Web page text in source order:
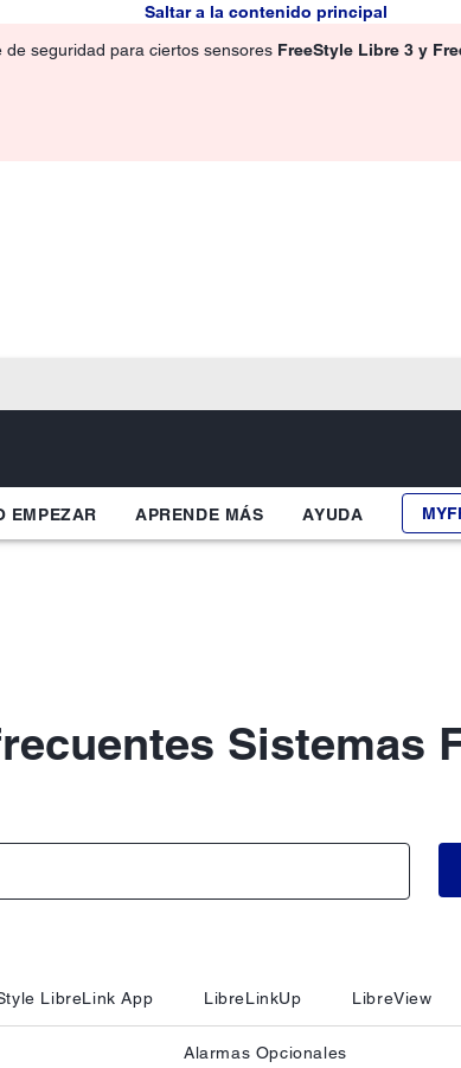
Saltar a la contenido principal
seguridad para ciertos sensores FreeStyle Libre 3 y
EMPEZAR APRENDE MÁS AYUDA
Sistemas
LibreLink App LibreLinkUp LibreView
Alarmas Opcionales